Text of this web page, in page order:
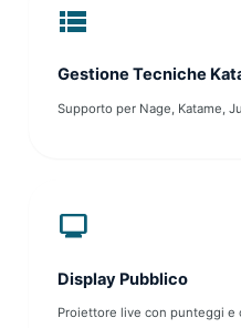
lists
Gestione Tecniche
Supporto per Nage, Katame,
monitor
Display Pubblico
Proiettore live con punteggi e